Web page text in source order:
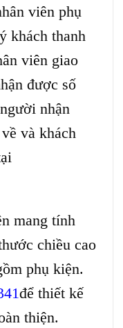
viên phụ
khách thanh
viên giao
được số
nhận
và khách
mang tính
chiều cao
phụ kiện.
để thiết kế
thiện.